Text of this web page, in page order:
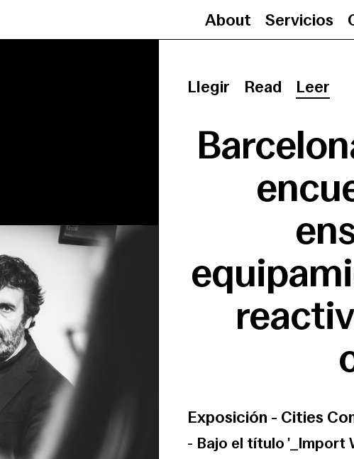
About Servicios
Llegir
Read Leer
Exposición - Cities
- Bajo el título '_Import